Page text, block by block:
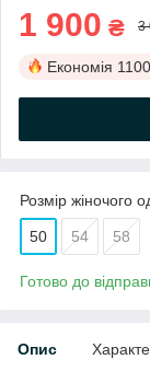
1 900 ₴ 3
Економія
Розмір жіночого
50 54 58
Готово до
Опис